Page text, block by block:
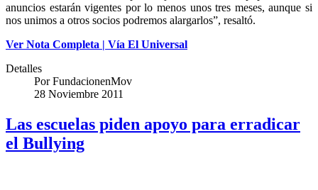
anuncios estarán vigentes por lo menos unos tres meses, aunque si
nos unimos a otros socios podremos alargarlos”, resaltó.
Ver Nota Completa | Vía El Universal
Detalles
PorFundacionenMov
28 Noviembre 2011
Las escuelas piden apoyo para erradicar
el Bullying